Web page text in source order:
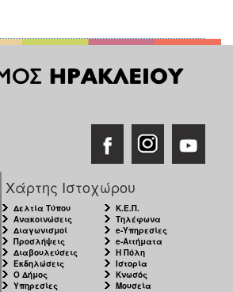
Χάρτης Ιστοχώρου
Δελτία Τύπου
Ανακοινώσεις
Διαγωνισμοί
Προσλήψεις
Διαβουλεύσεις
Εκδηλώσεις
Ο Δήμος
Υπηρεσίες
Κ.Ε.Π.
Τηλέφωνα
e-Υπηρεσίες
e-Αιτήματα
Η Πόλη
Ιστορία
Κνωσός
Μουσεία